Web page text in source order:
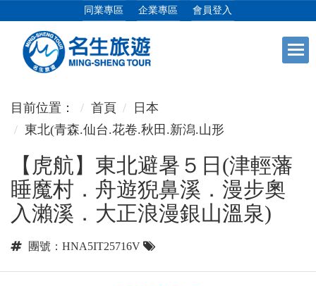
同業專區 企業專區 會員登入
日本專館
海島假期
韓國
目前位置： 首頁
日本
東北(青森.仙台.花卷.秋田.新潟.山形
【虎航】東北避暑５日(津輕藩
睡魔村．舟遊猊鼻溪．漫步奧
入瀨溪．大正浪漫銀山溫泉)
團號：HNA5IT25716V